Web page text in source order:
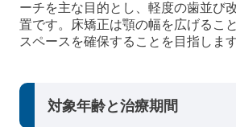
ーチを主な目的とし、軽度の歯並び
置です。床矯正は顎の幅を広げるこ
スペースを確保することを目指します
対象年齢と治療期間